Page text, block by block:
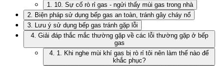
1. 10. Sự cố rò rỉ gas - ngửi thấy mùi gas trong nhà
2. Biện pháp sử dụng bếp gas an toàn, tránh gây cháy nổ
3. Lưu ý sử dụng bếp gas tránh gặp lỗi
4. Giải đáp thắc mắc thường gặp về các lỗi thường gặp ở bếp
gas
4. 1. Khi nghe mùi khí gas bị rò rỉ tôi nên làm thế nào để
khắc phục?